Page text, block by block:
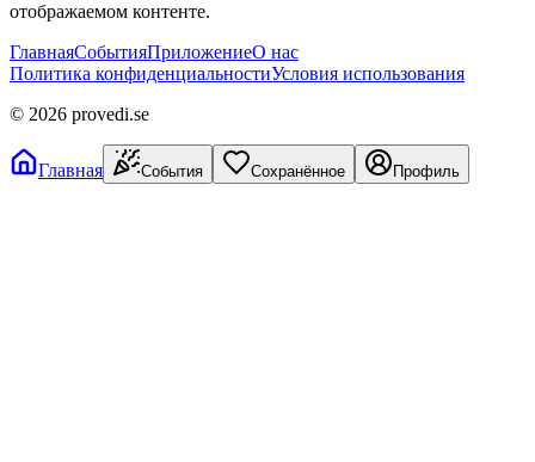
отображаемом контенте.
ГлавнаяСобытияПриложениеО нас
Политика конфиденциальностиУсловия использования
© 2026 provedi.se
Главная События Сохранённое Профиль